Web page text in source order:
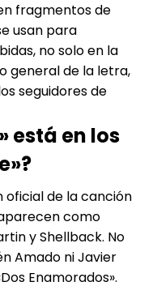
fragmentos de
usan para
no solo en la
general de la letra,
seguidores de
está en los
oficial de la canción
como
y Shellback. No
Amado ni Javier
Enamorados».